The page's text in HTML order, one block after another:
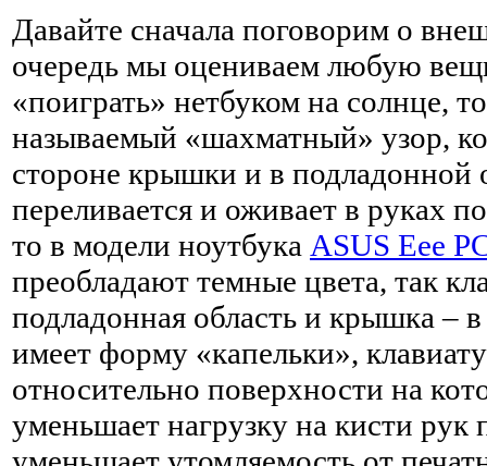
Давайте сначала поговорим о
очередь мы оцениваем любую
«поиграть» нетбуком на солнце,
называемый «шахматный» узор,
стороне крышки и в подладонной
переливается и оживает в руках
то в модели ноутбука ASUS Eee
преобладают темные цвета, так
подладонная область и крышка –
имеет форму «капельки»,
относительно поверхности на
уменьшает нагрузку на кисти рук